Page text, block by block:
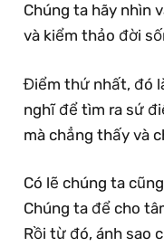
Chúng ta hãy nhìn
và kiểm thảo đời
Điểm thứ nhất, đó
nghĩ để tìm ra sứ
mà chẳng thấy và
Có lẽ chúng ta
Chúng ta để cho
Rồi từ đó, ánh sao